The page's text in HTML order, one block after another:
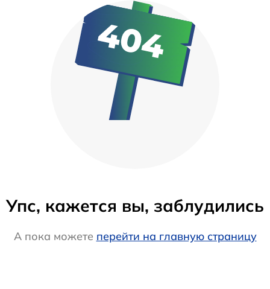
Упс, кажется вы, заблудились
А пока можете перейти на главную страницу